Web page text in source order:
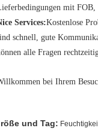
mit
Services:Kostenlose
schnell, gute
alle Fragen
bei Ihrem
und Tag: